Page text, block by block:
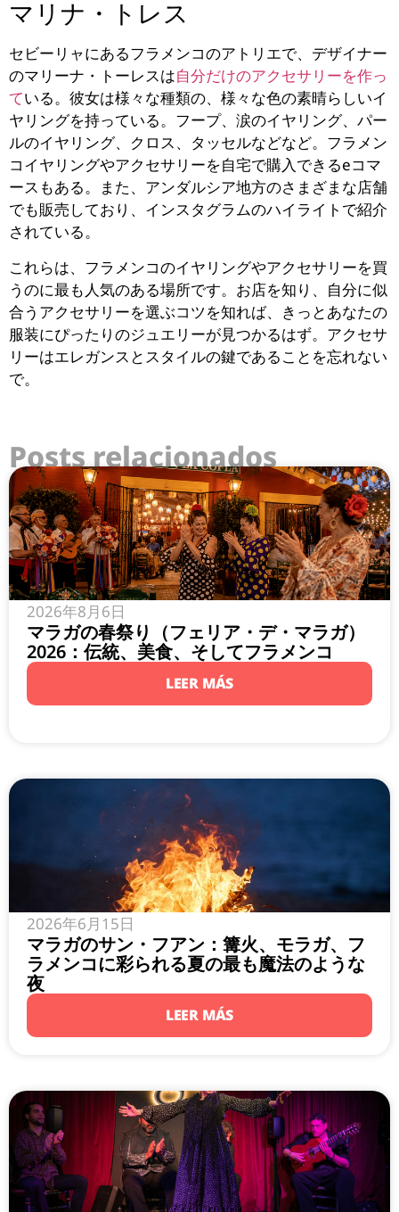
マリナ・トレス
セビーリャにあるフラメンコのアトリエで、デザイナー
のマリーナ・トーレスは自分だけのアクセサリーを作っ
ている。彼女は様々な種類の、様々な色の素晴らしいイ
ヤリングを持っている。フープ、涙のイヤリング、パー
ルのイヤリング、クロス、タッセルなどなど。フラメン
コイヤリングやアクセサリーを自宅で購入できるeコマ
ースもある。また、アンダルシア地方のさまざまな店舗
でも販売しており、インスタグラムのハイライトで紹介
されている。
これらは、フラメンコのイヤリングやアクセサリーを買
うのに最も人気のある場所です。お店を知り、自分に似
合うアクセサリーを選ぶコツを知れば、きっとあなたの
服装にぴったりのジュエリーが見つかるはず。アクセサ
リーはエレガンスとスタイルの鍵であることを忘れない
で。
Posts relacionados
2026年8月6日
マラガの春祭り（フェリア・デ・マラガ）
2026：伝統、美食、そしてフラメンコ
LEER MÁS
2026年6月15日
マラガのサン・フアン：篝火、モラガ、フ
ラメンコに彩られる夏の最も魔法のような
夜
LEER MÁS